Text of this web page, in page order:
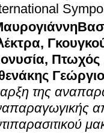
,
, Πτωχός
της